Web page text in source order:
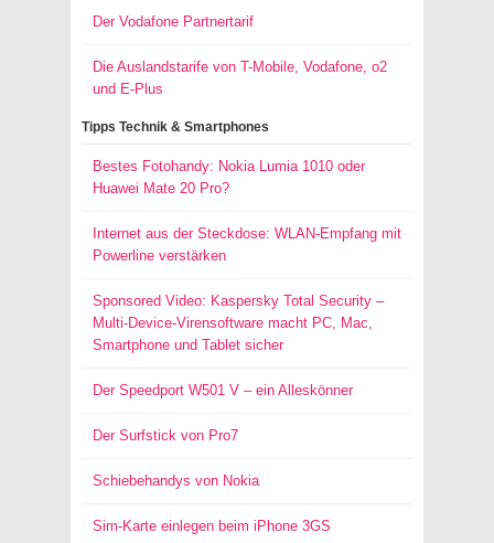
Der Vodafone Partnertarif
Die Auslandstarife von T-Mobile, Vodafone, o2
und E-Plus
Tipps Technik & Smartphones
Bestes Fotohandy: Nokia Lumia 1010 oder
Huawei Mate 20 Pro?
Internet aus der Steckdose: WLAN-Empfang mit
Powerline verstärken
Sponsored Video: Kaspersky Total Security –
Multi-Device-Virensoftware macht PC, Mac,
Smartphone und Tablet sicher
Der Speedport W501 V – ein Alleskönner
Der Surfstick von Pro7
Schiebehandys von Nokia
Sim-Karte einlegen beim iPhone 3GS